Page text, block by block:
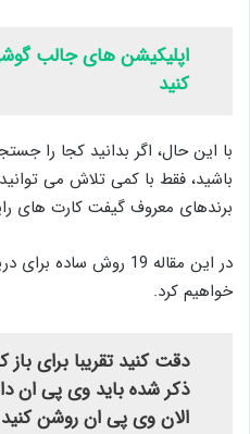
اپلیکیشن های جالب
کنید
با این حال، اگر بدانید کجا را
باشید، فقط با کمی تلاش می توانید
برندهای معروف گیفت کارت های
در این مقاله 19 روش
خواهیم کرد.
دقت کنید تقریبا برای
ذکر شده باید وی پی ان
الان وی پی ان روشن کنید